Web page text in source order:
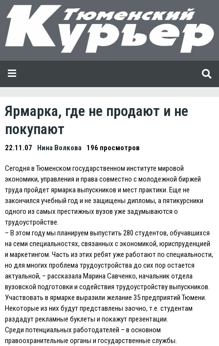
Ярмарка, где не продают и не
покупают
22.11.07 Нина Волкова 196 просмотров
Сегодня в Тюменском государственном институте мировой
экономики, управления и права совместно с молодежной биржей
труда пройдет ярмарка выпускников и мест практики. Еще не
закончился учебный год и не защищены дипломы, а пятикурсники
одного из самых престижных вузов уже задумываются о
трудоустройстве.
– В этом году мы планируем выпустить 280 студентов, обучавшихся
на семи специальностях, связанных с экономикой, юриспруденцией
и маркетингом. Часть из этих ребят уже работают по специальности,
но для многих проблема трудоустройства до сих пор остается
актуальной, – рассказала Марина Савченко, начальник отдела
вузовской подготовки и содействия трудоустройству выпускников.
Участвовать в ярмарке выразили желание 35 предприятий Тюмени.
Некоторые из них будут представлены заочно, т.е. студентам
раздадут рекламные буклеты и покажут презентации.
Среди потенциальных работодателей – в основном
правоохранительные органы и государственные службы.